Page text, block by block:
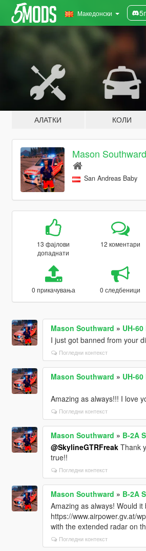
Македонски
АЛАТКИ КОЛИ
Mason Southward
San Andreas Baby
13 фајлови
допаднати
12 коментари
0 прикачувања 0 следбеници
Mason Southward » UH-
I just got banned from your
Погледни контекст
Mason Southward » UH-
Amazing as always!!! I love
Погледни контекст
Mason Southward » B-2A
@SkylineGTRFreakThank
true!!
Погледни контекст
Mason Southward » B-2A
Amazing as always! Would
https://www.airpower.gv.at/
with the extended radar on
Погледни контекст